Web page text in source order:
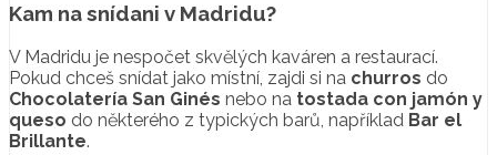
Kam na snídani v Madridu?
V Madridu je nespočet skvělých kaváren a restaurací.
Pokud chceš snídat jako místní, zajdi si na churros do
Chocolatería San Ginés nebo na tostada con jamón y
queso do některého z typických barů, například Bar el
Brillante.